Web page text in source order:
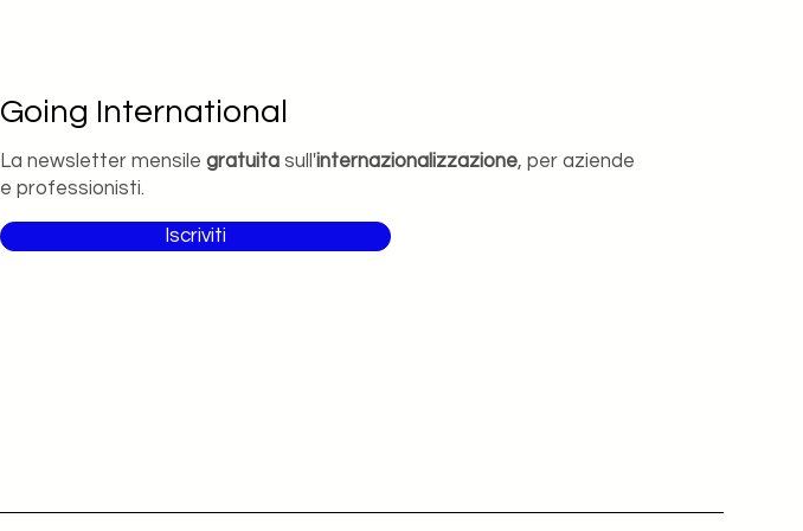
Going International
La newsletter mensile gratuitasull'internazionalizzazione, per aziende
e professionisti.
Iscriviti